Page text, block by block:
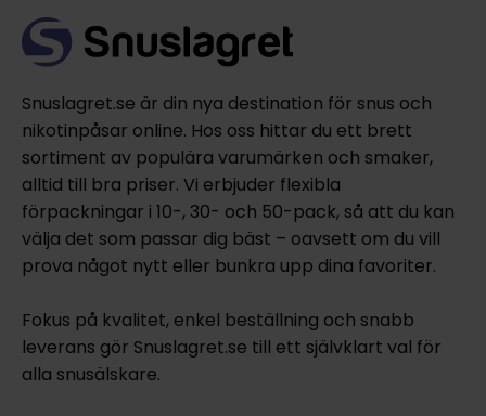
Snuslagret.se är din nya destination för snus och
nikotinpåsar online. Hos oss hittar du ett brett
sortiment av populära varumärken och smaker,
alltid till bra priser. Vi erbjuder flexibla
förpackningar i 10-, 30- och 50-pack, så att du kan
välja det som passar dig bäst – oavsett om du vill
prova något nytt eller bunkra upp dina favoriter.
Fokus på kvalitet, enkel beställning och snabb
leverans gör Snuslagret.se till ett självklart val för
alla snusälskare.